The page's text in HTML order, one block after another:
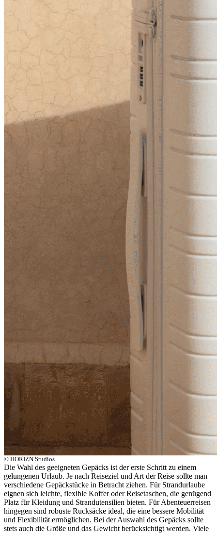
© HORIZN Studios
Die Wahl des geeigneten Gepäcks ist der erste Schritt zu einem
gelungenen Urlaub. Je nach Reiseziel und Art der Reise sollte man
verschiedene Gepäckstücke in Betracht ziehen. Für Strandurlaube
eignen sich leichte, flexible Koffer oder Reisetaschen, die genügend
Platz für Kleidung und Strandutensilien bieten. Für Abenteuerreisen
hingegen sind robuste Rucksäcke ideal, die eine bessere Mobilität
und Flexibilität ermöglichen. Bei der Auswahl des Gepäcks sollte
stets auch die Größe und das Gewicht berücksichtigt werden. Viele